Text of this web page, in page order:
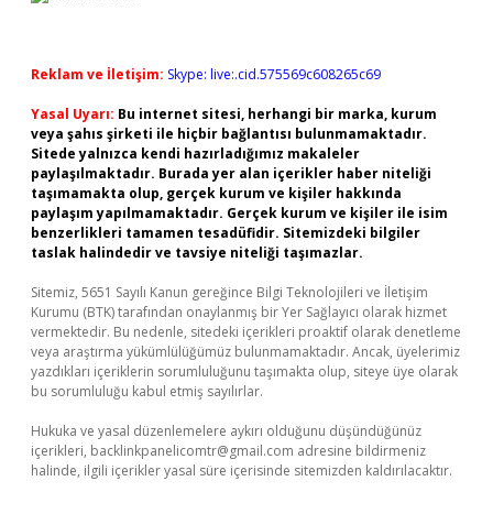
Reklam ve İletişim: Skype: live:.cid.575569c608265c69
Yasal Uyarı: Bu internet sitesi, herhangi bir marka, kurum
veya şahıs şirketi ile hiçbir bağlantısı bulunmamaktadır.
Sitede yalnızca kendi hazırladığımız makaleler
paylaşılmaktadır. Burada yer alan içerikler haber niteliği
taşımamakta olup, gerçek kurum ve kişiler hakkında
paylaşım yapılmamaktadır. Gerçek kurum ve kişiler ile isim
benzerlikleri tamamen tesadüfidir. Sitemizdeki bilgiler
taslak halindedir ve tavsiye niteliği taşımazlar.
Sitemiz, 5651 Sayılı Kanun gereğince Bilgi Teknolojileri ve İletişim
Kurumu (BTK) tarafından onaylanmış bir Yer Sağlayıcı olarak hizmet
vermektedir. Bu nedenle, sitedeki içerikleri proaktif olarak denetleme
veya araştırma yükümlülüğümüz bulunmamaktadır. Ancak, üyelerimiz
yazdıkları içeriklerin sorumluluğunu taşımakta olup, siteye üye olarak
bu sorumluluğu kabul etmiş sayılırlar.
Hukuka ve yasal düzenlemelere aykırı olduğunu düşündüğünüz
içerikleri, backlinkpanelicomtr@gmail.com adresine bildirmeniz
halinde, ilgili içerikler yasal süre içerisinde sitemizden kaldırılacaktır.